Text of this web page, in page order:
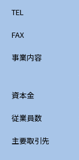
TEL
FAX
事業内容
資本金
従業員数
主要取引先